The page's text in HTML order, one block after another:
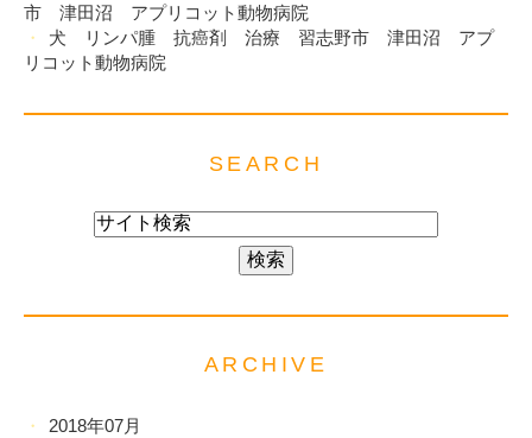
市 津田沼 アプリコット動物病院
犬 リンパ腫 抗癌剤 治療 習志野市 津田沼 アプ
リコット動物病院
SEARCH
ARCHIVE
2018年07月